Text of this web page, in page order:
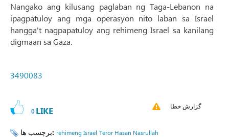
Nangako ang kilusang paglaban ng Taga-Lebanon na
ipagpatuloy ang mga operasyon nito laban sa Israel
hangga't nagpapatuloy ang rehimeng Israel sa kanilang
digmaan sa Gaza.
3490083
0 LIKE گزارش خطا
برچسب ها: rehimeng Israel Teror Hasan Nasrullah